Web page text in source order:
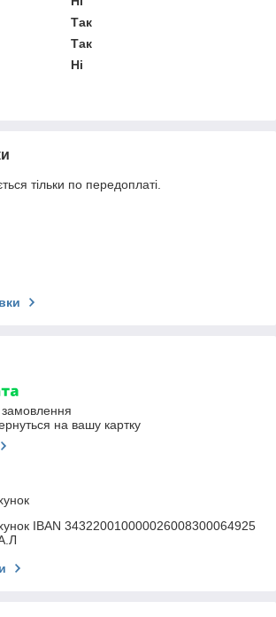
Так
Так
Ні
тільки по передоплаті.
на вашу картку
IBAN 343220010000026008300064925